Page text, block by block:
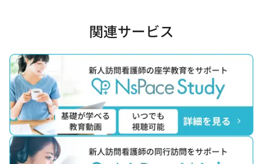
関連サービス